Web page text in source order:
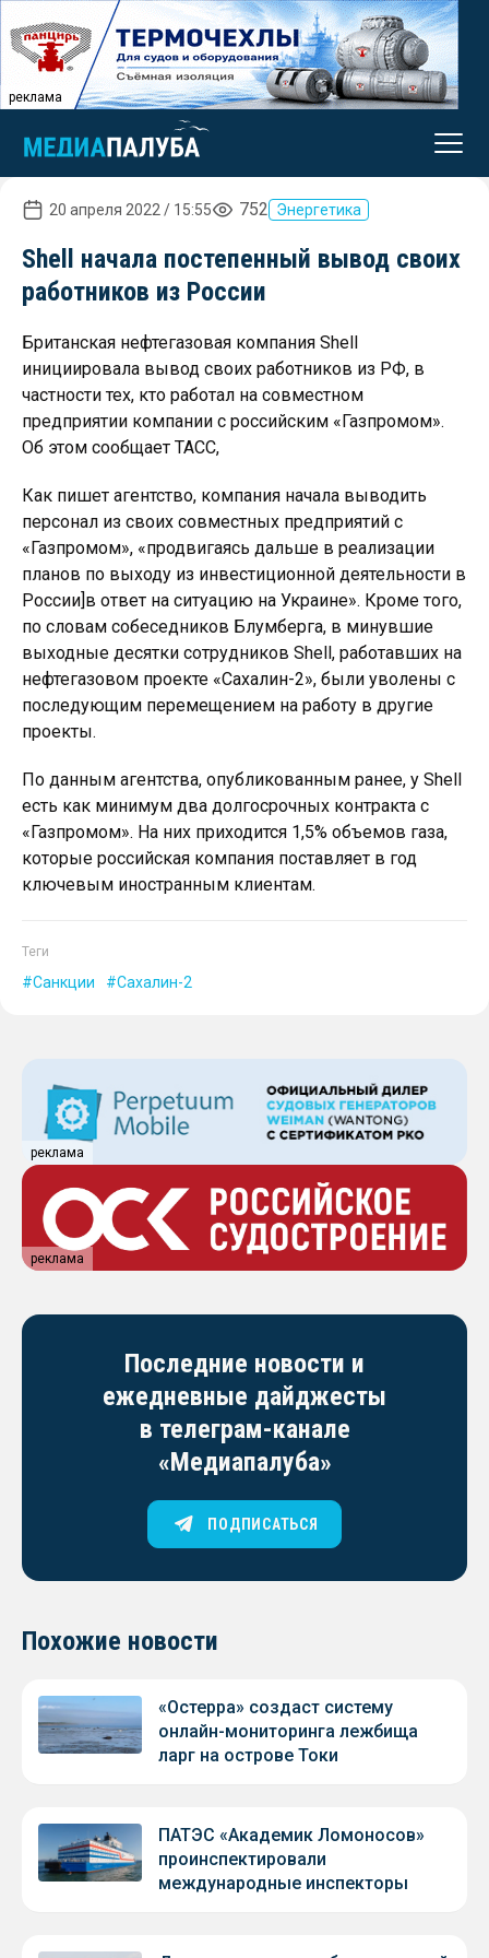
реклама
20 апреля 2022 / 15:55 752 Энергетика
Shell начала постепенный вывод своих
работников из России
Британская нефтегазовая компания Shell
инициировала вывод своих работников из РФ, в
частности тех, кто работал на совместном
предприятии компании с российским «Газпромом».
Об этом сообщает ТАСС,
Как пишет агентство, компания начала выводить
персонал из своих совместных предприятий с
«Газпромом», «продвигаясь дальше в реализации
планов по выходу из инвестиционной деятельности в
России]в ответ на ситуацию на Украине». Кроме того,
по словам собеседников Блумберга, в минувшие
выходные десятки сотрудников Shell, работавших на
нефтегазовом проекте «Сахалин-2», были уволены с
последующим перемещением на работу в другие
проекты.
По данным агентства, опубликованным ранее, у Shell
есть как минимум два долгосрочных контракта с
«Газпромом». На них приходится 1,5% объемов газа,
которые российская компания поставляет в год
ключевым иностранным клиентам.
Теги
Санкции Сахалин-2
реклама
реклама
Последние новости и
ежедневные дайджесты
в телеграм-канале
«Медиапалуба»
ПОДПИСАТЬСЯ
Похожие новости
«Остерра» создаст систему
онлайн-мониторинга лежбища
ларг на острове Токи
ПАТЭС «Академик Ломоносов»
проинспектировали
международные инспекторы